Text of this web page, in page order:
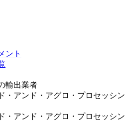
ント
輸出業者
・アンド・アグロ・プロセッシン
・アンド・アグロ・プロセッシン